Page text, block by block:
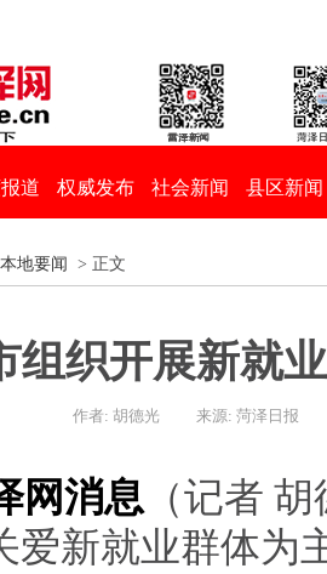
道 权威发布 社会新闻 县区新闻
本地要闻 > 正文
组织开展新就
作者: 胡德光 来源: 菏泽日报
网消息 （记者
爱新就业群体为